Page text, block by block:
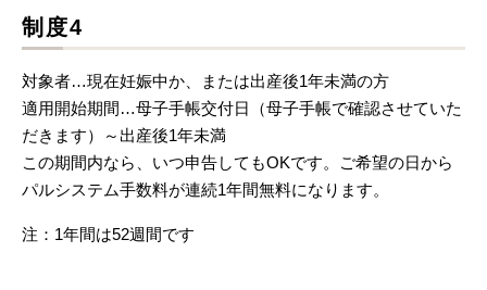
制度4
対象者…現在妊娠中か、または出産後1年未満の方
適用開始期間…母子手帳交付日（母子手帳で確認させていた
だきます）～出産後1年未満
この期間内なら、いつ申告してもOKです。ご希望の日から
パルシステム手数料が連続1年間無料になります。
注：1年間は52週間です